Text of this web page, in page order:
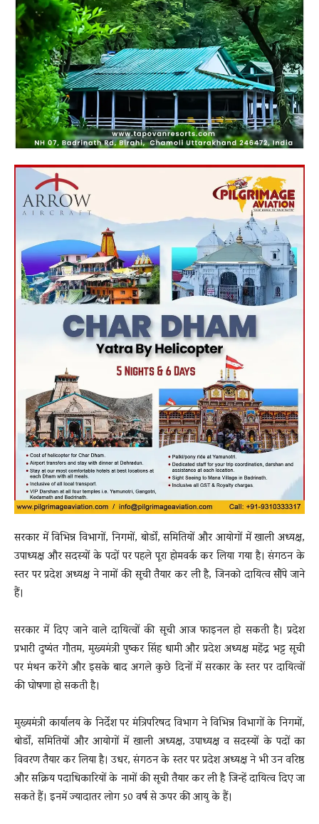
सरकार में विभिन्न विभागों, निगमों, बोर्डों, समितियों और आयोगों में खाली अध्यक्ष,
उपाध्यक्ष और सदस्यों के पदों पर पहले पूरा होमवर्क कर लिया गया है। संगठन के
स्तर पर प्रदेश अध्यक्ष ने नामों की सूची तैयार कर ली है, जिनको दायित्व सौंपे जाने
हैं।
सरकार में दिए जाने वाले दायित्वों की सूची आज फाइनल हो सकती है। प्रदेश
प्रभारी दुष्यंत गौतम, मुख्यमंत्री पुष्कर सिंह धामी और प्रदेश अध्यक्ष महेंद्र भट्ट सूची
पर मंथन करेंगे और इसके बाद अगले कुछे दिनों में सरकार के स्तर पर दायित्वों
की घोषणा हो सकती है।
मुख्यमंत्री कार्यालय के निर्देश पर मंत्रिपरिषद विभाग ने विभिन्न विभागों के निगमों,
बोर्डों, समितियों और आयोगों में खाली अध्यक्ष, उपाध्यक्ष व सदस्यों के पदों का
विवरण तैयार कर लिया है। उधर, संगठन के स्तर पर प्रदेश अध्यक्ष ने भी उन वरिष्ठ
और सक्रिय पदाधिकारियों के नामों की सूची तैयार कर ली है जिन्हें दायित्व दिए जा
सकते हैं। इनमें ज्यादातर लोग 50 वर्ष से ऊपर की आयु के हैं।